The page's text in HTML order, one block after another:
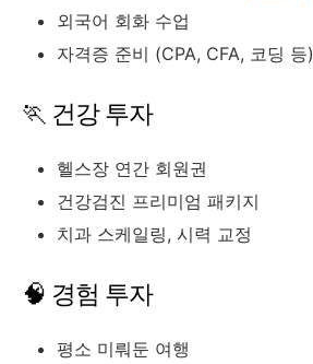
외국어 회화 수업
자격증 준비 (CPA, CFA, 코딩 등)
🏃 건강 투자
헬스장 연간 회원권
건강검진 프리미엄 패키지
치과 스케일링, 시력 교정
🧠 경험 투자
평소 미뤄둔 여행